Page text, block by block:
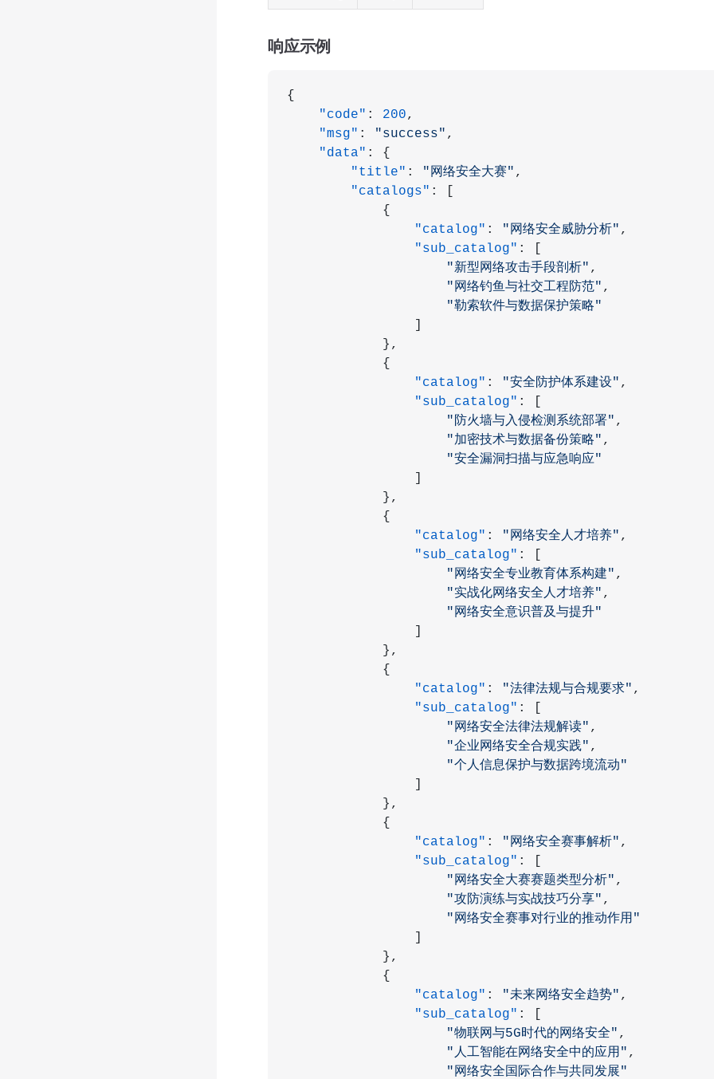
响应示例
{
    "code"
: 200,
    "msg"
: "success" ,
    "data"
: {
        "title"
: "网络安全大赛" ,
        "catalogs"
: [
            {
                "catalog"
: "网络安全威胁分析" ,
                "sub_catalog"
: [
                    "新型网络攻击手段剖析"
,
                    "网络钓鱼与社交工程防范"
,
                    "勒索软件与数据保护策略"
            },
            {
                "catalog"
: "安全防护体系建设" ,
                "sub_catalog"
: [
                    "防火墙与入侵检测系统部署"
,
                    "加密技术与数据备份策略"
,
                    "安全漏洞扫描与应急响应"
            },
            {
                "catalog"
: "网络安全人才培养" ,
                "sub_catalog"
: [
                    "网络安全专业教育体系构建"
,
                    "实战化网络安全人才培养"
,
                    "网络安全意识普及与提升"
            },
            {
                "catalog"
: "法律法规与合规要求" ,
                "sub_catalog"
: [
                    "网络安全法律法规解读"
,
                    "企业网络安全合规实践"
,
                    "个人信息保护与数据跨境流动"
            },
            {
                "catalog"
: "网络安全赛事解析" ,
                "sub_catalog"
: [
                    "网络安全大赛赛题类型分析"
,
                    "攻防演练与实战技巧分享"
,
                    "网络安全赛事对行业的推动作用"
            },
            {
                "catalog"
: "未来网络安全趋势" ,
                "sub_catalog"
: [
                    "物联网与5G时代的网络安全"
,
                    "人工智能在网络安全中的应用"
,
                    "网络安全国际合作与共同发展"